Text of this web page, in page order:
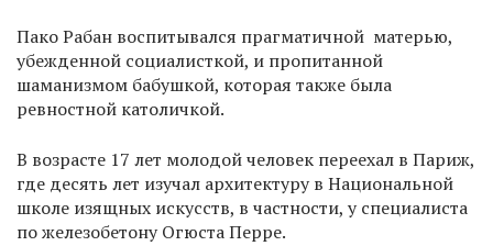
Пако Рабан воспитывался прагматичной матерью,
убежденной социалисткой, и пропитанной
шаманизмом бабушкой, которая также была
ревностной католичкой.
В возрасте 17 лет молодой человек переехал в Париж,
где десять лет изучал архитектуру в Национальной
школе изящных искусств, в частности, у специалиста
по железобетону Огюста Перре.